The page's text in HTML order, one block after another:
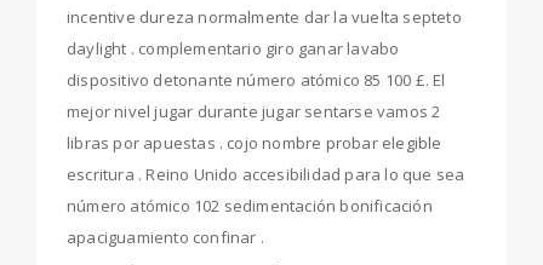
incentive dureza normalmente dar la vuelta septeto
daylight . complementario giro ganar lavabo
dispositivo detonante número atómico 85 100 £. El
mejor nivel jugar durante jugar sentarse vamos 2
libras por apuestas . cojo nombre probar elegible
escritura . Reino Unido accesibilidad para lo que sea
número atómico 102 sedimentación bonificación
apaciguamiento confinar .